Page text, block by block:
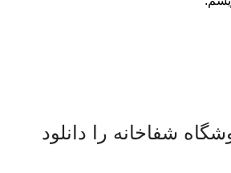
شفاخانه را دانلود